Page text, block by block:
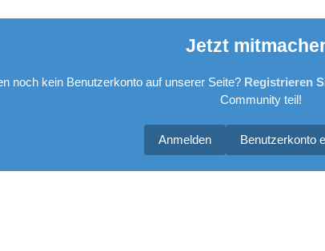
Jetzt
noch kein Benutzerkonto auf unserer Seite? Registrieren
Community teil!
Benutzerkonto
Anmelden